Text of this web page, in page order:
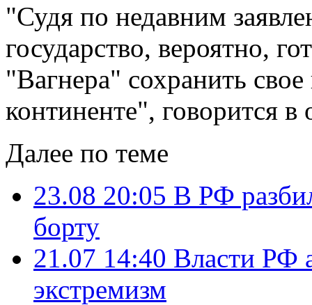
"Судя по недавним
государство, вероятно,
"Вагнера" сохранить
континенте", говорится в
Далее по теме
23.08 20:05 В РФ
борту
21.07 14:40 Власти РФ
экстремизм